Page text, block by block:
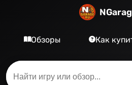
Обзоры Как